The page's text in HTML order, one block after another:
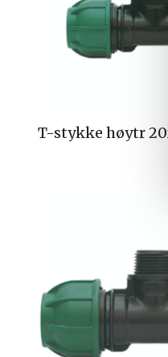
T-stykke høytr